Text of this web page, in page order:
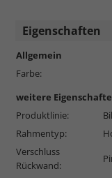
Eigenschaften
Allgemein
Farbe:
weitere
Produktlinie:
Rahmentyp:
Verschluss
Rückwand: